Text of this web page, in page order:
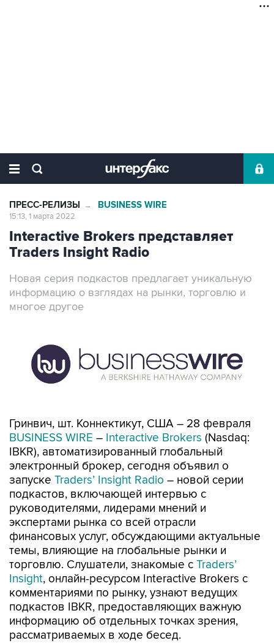
ПРЕСС-РЕЛИЗЫ → BUSINESS WIRE
15:13, 1 марта 2022
Interactive Brokers представляет
Traders Insight Radio
Новая серия подкастов предлагает уникальную
информацию о взглядах на рынки, торговлю и
многое другое
Гринвич, шт. Коннектикут, США – 28 февраля
BUSINESS WIRE – Interactive Brokers (Nasdaq:
IBKR), автоматизированный глобальный
электронный брокер, сегодня объявил о
запуске Traders’ Insight Radio – новой серии
подкастов, включающей интервью с
руководителями, лидерами мнений и
экспертами рынка со всей отрасли
финансовых услуг, обсуждающими актуальные
темы, влияющие на глобальные рынки и
торговлю. Слушатели, знакомые с Traders’
Insight, онлайн-ресурсом Interactive Brokers с
комментариями по рынку, узнают ведущих
подкастов IBKR, предоставляющих важную
информацию об отдельных точках зрения,
рассматриваемых в ходе бесед.